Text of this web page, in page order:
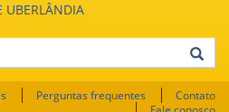
UBERLÂNDIA
Perguntas frequentes
Contato